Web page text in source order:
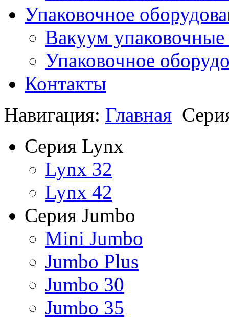
Упаковочное
Вакуум
Упаковочное
Контакты
Навигация: Главная
Серия Lynx
Lynx 32
Lynx 42
Серия Jumbo
Mini Jumbo
Jumbo Plus
Jumbo 30
Jumbo 35